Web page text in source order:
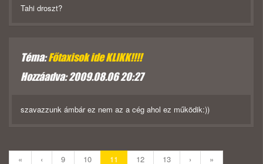
Tahi droszt?
Téma:Főtaxisok ide KLIKK!!!!
Hozzáadva: 2009.08.06 20:27
szavazzunk ámbár ez nem az a cég ahol ez működik:))
« ‹ 9 10 11 12 13 › »